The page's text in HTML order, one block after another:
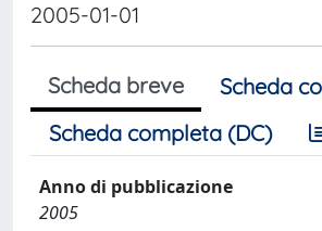
2005-01-01
Scheda breve
Scheda
Scheda completa (DC)
Anno di pubblicazione
2005